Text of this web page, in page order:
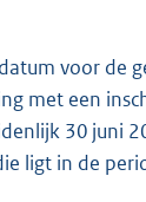
voor de
met een
30 juni
ligt in de